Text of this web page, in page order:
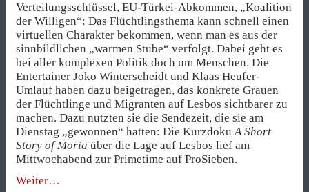
Verteilungsschlüssel, EU-Türkei-Abkommen, „Koalition
der Willigen“: Das Flüchtlingsthema kann schnell einen
virtuellen Charakter bekommen, wenn man es aus der
sinnbildlichen „warmen Stube“ verfolgt. Dabei geht es
bei aller komplexen Politik doch um Menschen. Die
Entertainer Joko Winterscheidt und Klaas Heufer-
Umlauf haben dazu beigetragen, das konkrete Grauen
der Flüchtlinge und Migranten auf Lesbos sichtbarer zu
machen. Dazu nutzten sie die Sendezeit, die sie am
Dienstag „gewonnen“ hatten: Die KurzdokuA Short
Story of Moria über die Lage auf Lesbos lief am
Mittwochabend zur Primetime auf ProSieben.
Weiter„Joko